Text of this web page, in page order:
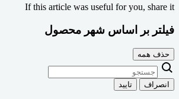
If this article was useful for you, share it
فیلتر بر اساس شهر محصول
حذف همه
انصراف تایید